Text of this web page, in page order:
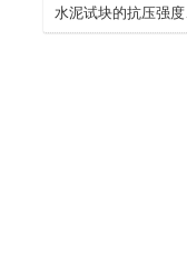
水泥试块的抗压强
抗折强度试验。 此